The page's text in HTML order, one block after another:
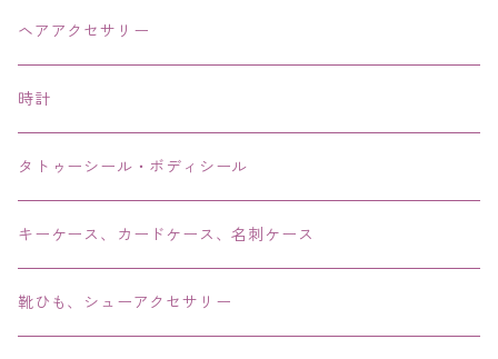
ネックレス・チョーカー
ピアス・イヤリング・鼻ピアス
リング・指輪
ブレス・バングル・ブレスレット・腕輪
アンクレット
ヘアアクセサリー
時計
タトゥーシール・ボディシール
キーケース、カードケース、名刺ケース
靴ひも、シューアクセサリー